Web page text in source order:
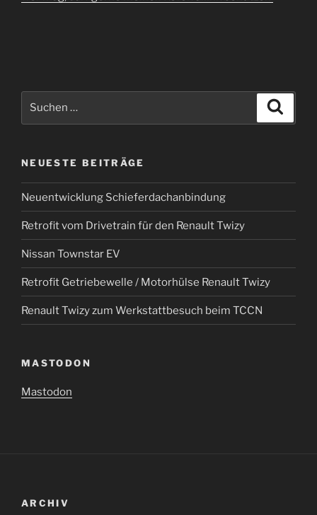
NEUESTE BEITRÄGE
Neuentwicklung Schieferdachanbindung
Retrofit vom Drivetrain für den Renault Twizy
Nissan Townstar EV
Retrofit Getriebewelle / Motorhülse Renault Twizy
Renault Twizy zum Werkstattbesuch beim TCCN
MASTODON
Mastodon
ARCHIV